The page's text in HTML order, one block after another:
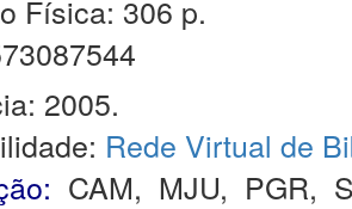
Física: 306 p.
2005.
Rede Virtual de
CAM, MJU, PGR,